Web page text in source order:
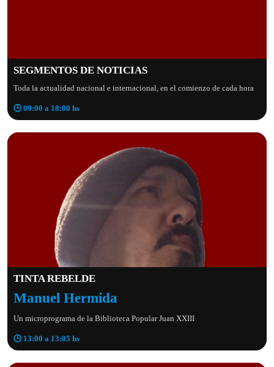
SEGMENTOS DE NOTICIAS
Toda la actualidad nacional e internacional, en el comienzo de cada hora
🕒 09:00 a 18:00 hs
TINTA REBELDE
Manuel Hermida
Un microprograma de la Biblioteca Popular Juan XXIII
🕒 13:00 a 13:05 hs